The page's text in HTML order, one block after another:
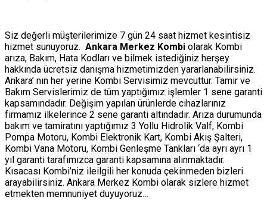
Siz değerli müşterilerimize 7 gün 24 saat hizmet kesintisiz
hizmet sunuyoruz. Ankara Merkez Kombi olarak Kombi
arıza, Bakım, Hata Kodları ve bilmek istediğiniz herşey
hakkında ücretsiz danışma hizmetimizden yararlanabilirsiniz.
Ankara’ nın her yerine Kombi Servisimiz mevcuttur. Tamir ve
Bakım Servislerimiz de tüm yaptığımız işlemler 1 sene garanti
kapsamındadır. Değişim yapılan ürünlerde cihazlarınız
firmamız ilkelerince 2 sene garanti altındadır. Arıza durumunda
bakım ve tamiratını yaptığımız 3 Yollu Hidrolik Valf, Kombi
Pompa Motoru, Kombi Elektronik Kart, Kombi Akış Şalteri,
Kombi Vana Motoru, Kombi Genleşme Tankları ‘da ayrı ayrı 1
yıl garanti tarafımızca garanti kapsamına alınmaktadır.
Kısacası Kombi’niz ileilgili her konuda çekinmeden bizleri
arayabilirsiniz. Ankara Merkez Kombi olarak sizlere hizmet
etmekten memnuniyet duyuyoruz…